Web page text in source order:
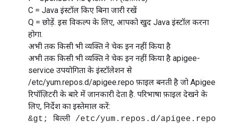
C = Java इंस्टॉल किए बिना जारी रखें
Q = छोड़ें. इस विकल्प के लिए, आपको खुद Java इंस्टॉल करना
होगा.
अभी तक किसी भी व्यक्ति ने चेक इन नहीं किया है
अभी तक किसी भी व्यक्ति ने चेक इन नहीं किया है apigee-
service उपयोगिता के इंस्टॉलेशन से
/etc/yum.repos.d/apigee.repo फ़ाइल बनती है जो Apigee
रिपॉज़िटरी के बारे में जानकारी देता है. परिभाषा फ़ाइल देखने के
लिए, निर्देश का इस्तेमाल करें:
&gt; बिल्ली /etc/yum.repos.d/apigee.repo